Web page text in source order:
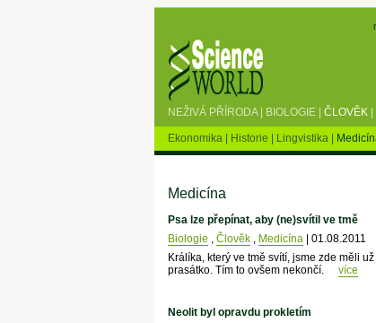
NEŽIVÁ PŘÍRODA| BIOLOGIE | ČLOVĚK |
Ekonomika | Historie | Lingvistika |
Medicína
Psa lze přepínat, aby (ne)svítil ve tmě
Biologie , Člověk, Medicína| 01.08.2011
Králíka, který ve tmě svítí, jsme zde měli
prasátko. Tím to ovšem nekončí.
více
Neolit byl opravdu prokletím